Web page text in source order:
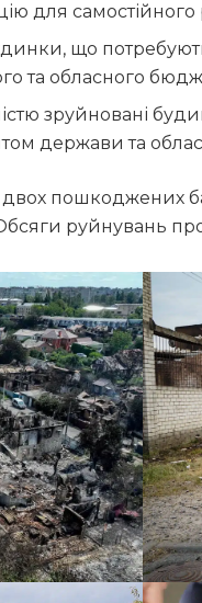
для самостійного
що
та обласного
зруйновані
держави та
пошкоджених
руйнувань